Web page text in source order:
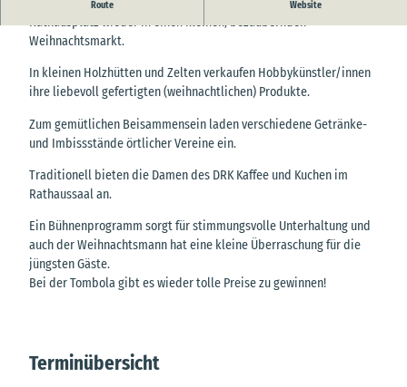
Route Website
Am 1. Adventswochenende verwandelt sich der Hemmoorer
Rathausplatz wieder in einen kleinen, bezaubernden
Weihnachtsmarkt.
In kleinen Holzhütten und Zelten verkaufen Hobbykünstler/innen
ihre liebevoll gefertigten (weihnachtlichen) Produkte.
Zum gemütlichen Beisammensein laden verschiedene Getränke-
und Imbissstände örtlicher Vereine ein.
Traditionell bieten die Damen des DRK Kaffee und Kuchen im
Rathaussaal an.
Ein Bühnenprogramm sorgt für stimmungsvolle Unterhaltung und
auch der Weihnachtsmann hat eine kleine Überraschung für die
jüngsten Gäste.
Bei der Tombola gibt es wieder tolle Preise zu gewinnen!
Terminübersicht